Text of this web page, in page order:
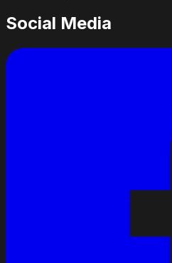
Social Media